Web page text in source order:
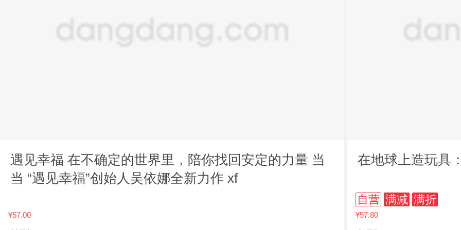
遇见幸福 在不确定的世界里，陪你找回安定的力量 当
当 “遇见幸福”创始人吴依娜全新力作 xf
¥57.00
在地球上造玩具
自营 满减 满折
¥57.80